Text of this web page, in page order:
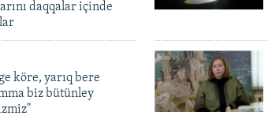
daqqalar içinde
köre, yarıq bere
biz bütünley